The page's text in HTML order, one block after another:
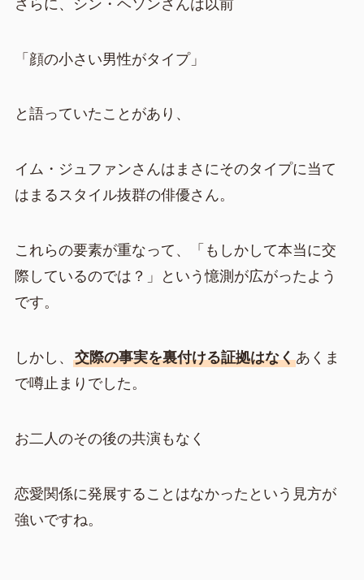
さらに、シン・ヘソンさんは以前
「顔の小さい男性がタイプ」
と語っていたことがあり、
イム・ジュファンさんはまさにそのタイプに当て
はまるスタイル抜群の俳優さん。
これらの要素が重なって、「もしかして本当に交
際しているのでは？」という憶測が広がったよう
です。
しかし、 交際の事実を裏付ける証拠はなくあくま
で噂止まりでした。
お二人のその後の共演もなく
恋愛関係に発展することはなかったという見方が
強いですね。